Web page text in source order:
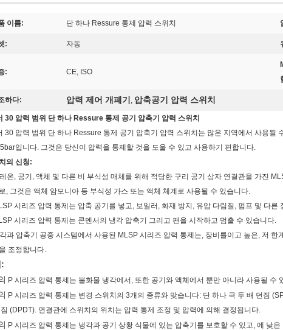
이름: 단 하나 Ressure 통제 압력 스위치
: 자동
: CE, ISO
하다: 압력 제어 개폐기 , 압축공기 압력 스위치
30 압력 범위 단 하나 Ressure 통제 공기 압축기 압력 스위치
30 압력 범위 단 하나 Ressure 통제 공기 압축기 압력 스위치는 많은 지역에서 사용될
입니다. 그것은 당신이 압력을 통제할 것을 도울 수 있고 사용하기 편합니다.
의 신청:
온, 공기, 액체 및 다른 비 부식성 매체를 위해 적당한 구리 공기 상자 연결관을 가진
, 그것은 액체 암모니아 등 부식성 가스 또는 액체 체계로 사용될 수 있습니다.
시리즈 압력 통제는 압축 공기를 넣고, 보일러, 화재 방지, 유압 다림질, 펌프 및 다른
시리즈 압력 통제는 콘덴서의 냉각 압축기 그리고 팬을 시작하고 멈출 수 있습니다.
과 압축기 공중 시스템에서 사용된 MLSP 시리즈 압력 통제는, 장비를이고 높은, 저 한
조정합니다.
P 시리즈 압력 통제는 불화물 냉각에서, 또한 공기와 액체에서 뿐만 아니라 사용될 수
P 시리즈 압력 통제는 변경 스위치의 3개의 종류와 맞습니다: 단 하나 극 두 배 던짐
(DPDT). 연결관에 스위치의 위치는 압력 통제 조정 및 압력에 의해 결정됩니다.
P 시리즈 압력 통제는 냉각과 공기 상황 식물에 있는 압축기를 보호할 수 있고, 에 낮